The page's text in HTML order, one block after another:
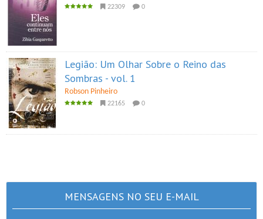
22309 0
Legião: Um Olhar Sobre o Reino das
Sombras - vol. 1
Robson Pinheiro
22165 0
MENSAGENS NO SEU E-MAIL